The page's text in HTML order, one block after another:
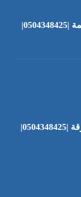
شركة تنظيف كنب في راس الخيمة |0504348425|
شركة مكافحة حشرات في الشارقة |0504348425|